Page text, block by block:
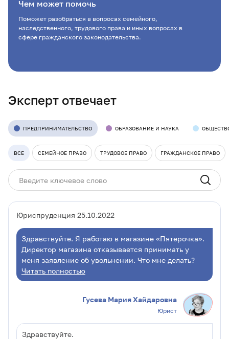
Чем может помочь
Поможет разобраться в вопросах семейного,
наследственного, трудового права и иных вопросах в
сфере гражданского законодательства.
Эксперт отвечает
ПРЕДПРИНИМАТЕЛЬСТВО ОБРАЗОВАНИЕ И НАУКА
ВСЕ СЕМЕЙНОЕ ПРАВО ТРУДОВОЕ ПРАВО ГРАЖДАНСКОЕ ПРАВО
Юриспруденция 25.10.2022
Здравствуйте. Я работаю в магазине «Пятерочка».
Директор магазина отказывается принимать у
меня заявление об увольнении. Что мне делать?
Читать полностью
Гусева Мария Хайдаровна
Юрист
Здравствуйте.